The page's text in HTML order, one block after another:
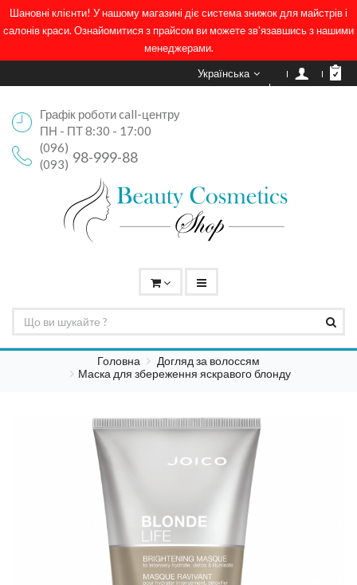
Шановні клієнти! У нашому магазині діє система знижок для майстрів і
салонів краси. Ознайомитися з прайсом ви можете зв'язавшись з нашими
менеджерами.
Українська
Графік роботи call-центру
ПН - ПТ 8:30 - 17:00
(096)
98-999-88
(093)
Головна
Догляд за волоссям
Маска для збереження яскравого блонду